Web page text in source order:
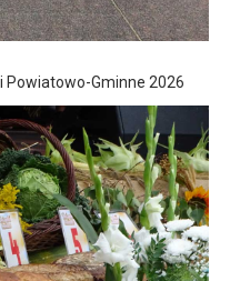
Powiatowo-Gminne 2026